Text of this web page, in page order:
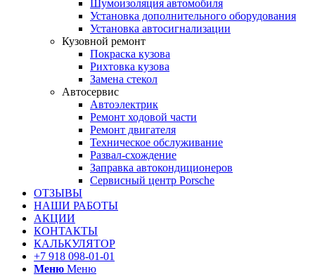
Шумоизоляция автомобиля
Установка дополнительного оборудования
Установка автосигнализации
Кузовной ремонт
Покраска кузова
Рихтовка кузова
Замена стекол
Автосервис
Автоэлектрик
Ремонт ходовой части
Ремонт двигателя
Техническое обслуживание
Развал-схождение
Заправка автокондиционеров
Сервисный центр Porsche
ОТЗЫВЫ
НАШИ РАБОТЫ
АКЦИИ
КОНТАКТЫ
КАЛЬКУЛЯТОР
+7 918 098-01-01
Меню Меню